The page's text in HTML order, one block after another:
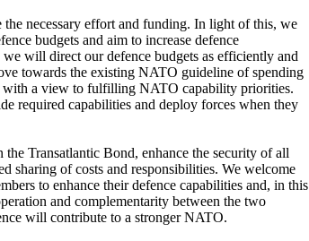
the necessary effort and funding. In light of this, we
budgets and aim to increase defence
will direct our defence budgets as efficiently and
towards the existing NATO guideline of spending
with a view to fulfilling NATO capability priorities.
required capabilities and deploy forces when they
Transatlantic Bond, enhance the security of all
sharing of costs and responsibilities. We welcome
to enhance their defence capabilities and, in this
and complementarity between the two
will contribute to a stronger NATO.